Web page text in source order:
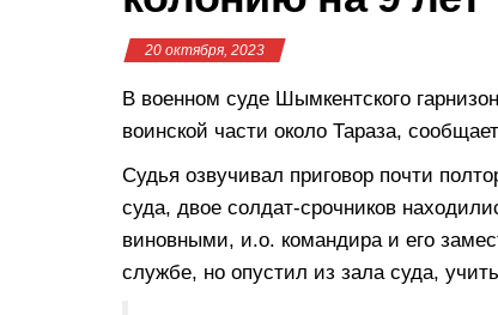
20 октября, 2023
В военном суде Шымкентского
воинской части около Тараза,
Судья озвучивал приговор почти
суда, двое солдат-срочников
виновными, и.о. командира и его
службе, но опустил из зала суда,